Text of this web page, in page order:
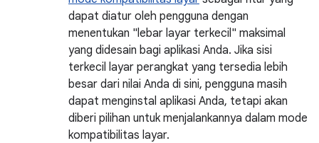
dapat diatur oleh pengguna dengan
menentukan "lebar layar terkecil" maksimal
yang didesain bagi aplikasi Anda. Jika sisi
terkecil layar perangkat yang tersedia lebih
besar dari nilai Anda di sini, pengguna masih
dapat menginstal aplikasi Anda, tetapi akan
diberi pilihan untuk menjalankannya dalam mode
kompatibilitas layar.